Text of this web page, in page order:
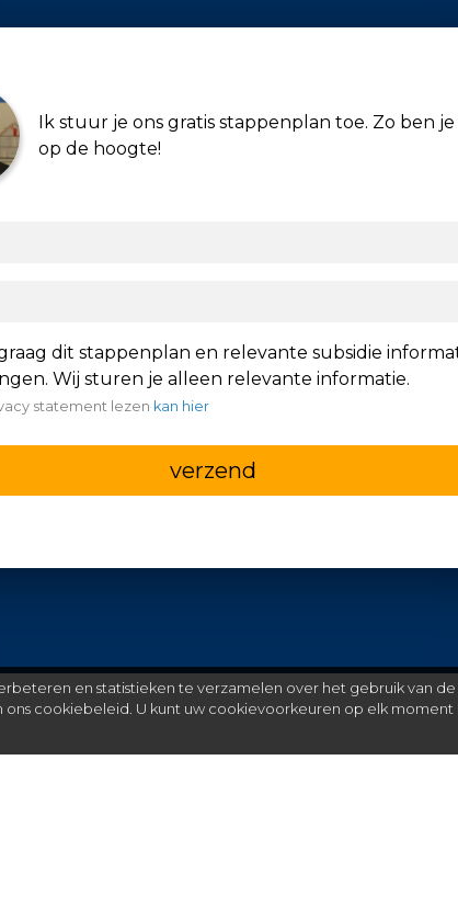
Ik stuur je ons gratis stappenplan toe. Zo ben je
op de hoogte!
dit stappenplan en relevante subsidie
Wij sturen je alleen relevante informatie.
statement lezen kan hier
verzend
en statistieken te verzamelen over het gebruik van
cookiebeleid. U kunt uw cookievoorkeuren op elk